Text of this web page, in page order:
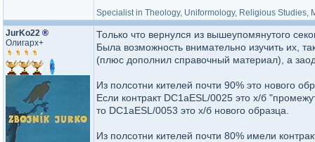
Specialist in Theology, Uniformology, Religious
JurKo22 ®
Олигарх+
Только что вернулся из вышеупомянутого
Была возможность внимательно изучить их,
(плюс дополнил справочный материал), а
Из полсотни кителей почти 90% это нового
Если контракт DC1aESL/0025 это х/б
то DC1aESL/0053 это х/б нового образца.
Из полсотни кителей почти 80% имели